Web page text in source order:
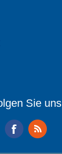
Sie uns